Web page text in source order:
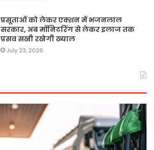
प्रसूताओं को लेकर एक्शन में भजनलाल
सरकार, अब मॉनिटरिंग से लेकर इलाज तक
प्रसव सखी रखेगी ख्याल
July 23, 2026